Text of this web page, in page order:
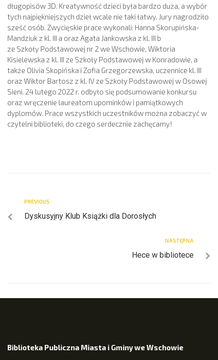
długopisów 3D. Kreatywność dzieci była bardzo duża, a wybór
tych najpiękniejszych dzieł wcale nie taki łatwy. Jury nagrodziło
sześć osób. Zwycięskie prace wykonali: Hanna Skorupińska-
Mandziuk z kl. III a oraz Agata Jankowska z kl. III b
ze Szkoły Podstawowej nr 2 we Wschowie, Wiktoria
Kisielewska z kl. III ze Szkoły Podstawowej w Konradowie, a
także Olivia Skopińska i Zofia Grzegorzewska, uczennice kl. III
oraz Wiktor Bartosz z kl. IV ze Szkoły Podstawowej w Osowej
Sieni. 24 lutego 2022 r. odbyło się podsumowanie konkursu
oraz wręczenie laureatom upominków i pamiątkowych
dyplomów. Prace wszystkich uczestników można zobaczyć w
czytelni biblioteki, do czego serdecznie zachęcamy!
PREVIOUS
Dyskusyjny Klub Książki dla Dorosłych
NASTĘPNA
Hece w bibliotece
Biblioteka Publiczna Miasta i Gminy we Wschowie